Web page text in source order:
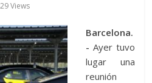
Views
Barcelona.
- Ayer tuvo
lugar una
reunión